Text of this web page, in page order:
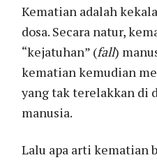
Kematian adalah
dosa. Secara natur,
“kejatuhan” (fall)
kematian kemudian
yang tak terelakkan di
manusia.
Lalu apa arti kematian